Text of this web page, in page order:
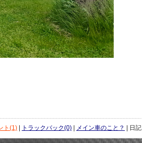
ト(1) | トラックバック(0) | メイン車のこと？ | 日記